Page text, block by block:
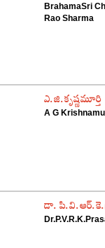
BrahamaSri
Rao Sharma
‌ఎ.జి.కృష్ణమూర్తి
A G
‌డా.